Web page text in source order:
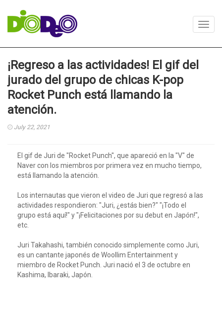
¡Regreso a las actividades! El gif del
jurado del grupo de chicas K-pop
Rocket Punch está llamando la
atención.
July 22, 2021
El gif de Juri de "Rocket Punch", que apareció en la "V" de
Naver con los miembros por primera vez en mucho tiempo,
está llamando la atención.
Los internautas que vieron el video de Juri que regresó a las
actividades respondieron: "Juri, ¿estás bien?" "¡Todo el
grupo está aquí!" y "¡Felicitaciones por su debut en Japón!",
etc.
Juri Takahashi, también conocido simplemente como Juri,
es un cantante japonés de Woollim Entertainment y
miembro de Rocket Punch. Juri nació el 3 de octubre en
Kashima, Ibaraki, Japón.